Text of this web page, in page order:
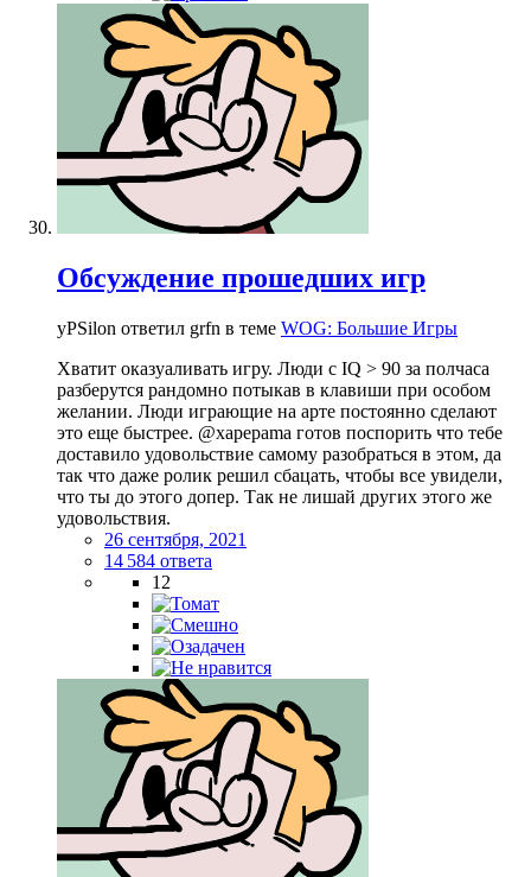
Обсуждение прошедших игр
yPSilon ответил grfn в теме WOG: Большие Игры
Хватит оказуаливать игру. Люди с IQ > 90 за полчаса
разберутся рандомно потыкав в клавиши при особом
желании. Люди играющие на арте постоянно сделают
это еще быстрее. @xapepama готов поспорить что тебе
доставило удовольствие самому разобраться в этом, да
так что даже ролик решил сбацать, чтобы все увидели,
что ты до этого допер. Так не лишай других этого же
удовольствия.
26 сентября, 2021
14 584 ответа
12